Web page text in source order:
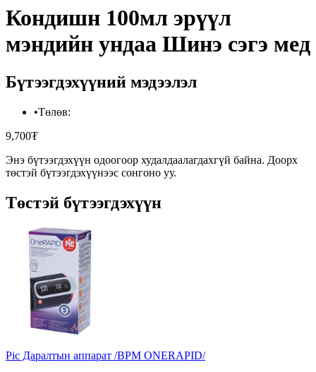
Кондишн 100мл эрүүл
мэндийн ундаа Шинэ сэгэ мед
Бүтээгдэхүүний мэдээлэл
•Төлөв:
9,700₮
Энэ бүтээгдэхүүн одоогоор худалдаалагдахгүй байна. Доорх
төстэй бүтээгдэхүүнээс сонгоно уу.
Төстэй бүтээгдэхүүн
Pic Даралтын аппарат /BPM ONERAPID/